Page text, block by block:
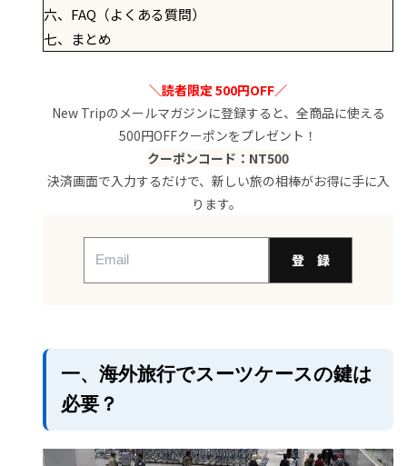
六、FAQ（よくある質問）
七、まとめ
＼読者限定 500円OFF／
New Tripのメールマガジンに登録すると、全商品に使える
500円OFFクーポンをプレゼント！
クーポンコード：NT500
決済画面で入力するだけで、新しい旅の相棒がお得に手に入
ります。
登 録
一、海外旅行でスーツケースの鍵は
必要？